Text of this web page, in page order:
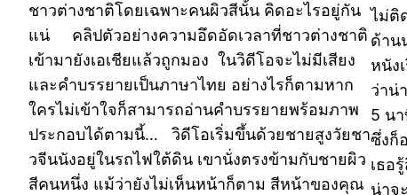
ชาวต่างชาติโดยเฉพาะคนผิวสีนั้น คิดอะไรอยู่กัน
แน่ คลิปตัวอย่างความอึดอัดเวลาที่ชาวต่างชาติ
เข้ามายังเอเชียแล้วถูกมอง ในวิดีโอจะไม่มีเสียง
และคำบรรยายเป็นภาษาไทย อย่างไรก็ตามหาก
ใครไม่เข้าใจก็สามารถอ่านคำบรรยายพร้อมภาพ
ประกอบได้ตามนี้… วิดีโอเริ่มขึ้นด้วยชายสูงวัยชา
วจีนนังอยู่ในรถไฟใต้ดิน เขานั่งตรงข้ามกับชายผิว
สีคนหนึ่ง แม้ว่ายังไม่เห็นหน้าก็ตาม สีหน้าของคุณ
ไม่ติ
ด้าน
หนัง
ว่าน่
5 น
ซึ่งก็
เธอ
น่าจ